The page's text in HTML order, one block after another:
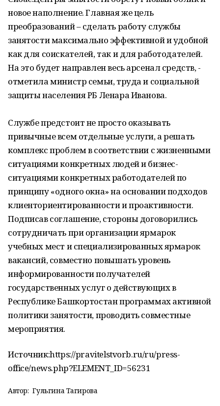
новое наполнение. Главная же цель
преобразований – сделать работу службы
занятости максимально эффективной и удобной
как для соискателей, так и для работодателей.
На это будет направлен весь арсенал средств, -
отметила министр семьи, труда и социальной
защиты населения РБ Ленара Иванова.
Службе предстоит не просто оказывать
привычные всем отдельные услуги, а решать
комплекс проблем в соответствии с жизненными
ситуациями конкретных людей и бизнес-
ситуациями конкретных работодателей по
принципу «одного окна» на основании подходов
клиенториентированности и проактивности.
Подписав соглашение, стороны договорились
сотрудничать при организации ярмарок
учебных мест и специализированных ярмарок
вакансий, совместно повышать уровень
информированности получателей
государственных услуг о действующих в
Республике Башкортостан программах активной
политики занятости, проводить совместные
мероприятия.
Источник:https://pravitelstvorb.ru/ru/press-
office/news.php?ELEMENT_ID=56231
Автор: Гульгина Тагирова